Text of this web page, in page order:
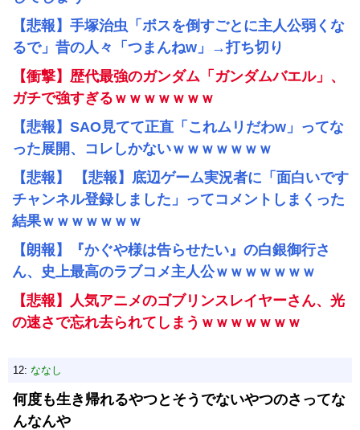
【悲報】手塚治虫「ボスを倒すごとに主人公弱くな
るで」昔の人々「つまんねw」→打ち切り
【衝撃】歴代最強のガンダム「ガンダムバエル」、
ガチで強すぎるｗｗｗｗｗｗｗ
【悲報】SAO見てて正直「これムリだわw」ってな
った展開、コレしかないｗｗｗｗｗｗｗ
【悲報】 【悲報】底辺ゲーム実況者に「面白いです
チャンネル登録しました」ってコメントしまくった
結果ｗｗｗｗｗｗｗ
【朗報】『かぐや様は告らせたい』の白銀御行さ
ん、史上最高のラブコメ主人公ｗｗｗｗｗｗｗ
【悲報】人気アニメのゴブリンスレイヤーさん、光
の速さで忘れ去られてしまうｗｗｗｗｗｗｗ
12: ななし
何度も生き帰れるやつとそうでないやつのさってな
んなんや